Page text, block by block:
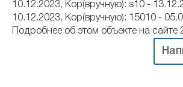
10.12.2023, Кор(вручную): s10 -
10.12.2023, Кор(вручную): 15010 -
Подробнее об этом объекте на сайте